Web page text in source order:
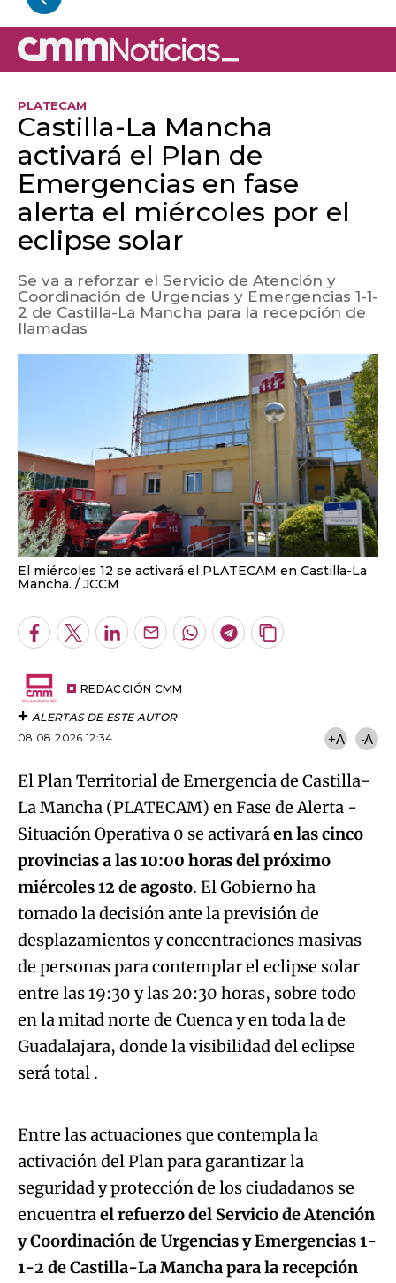
PLATECAM
Castilla-La Mancha
activará el Plan de
Emergencias en fase
alerta el miércoles por el
eclipse solar
Se va a reforzar el Servicio de Atención y
Coordinación de Urgencias y Emergencias 1-1-
2 de Castilla-La Mancha para la recepción de
llamadas
El miércoles 12 se activará el PLATECAM en Castilla-La
Mancha.
JCCM
Facebook
TwitterLinkedInEnviarWhatsapp
Telegram
Copiar
REDACCIÓN CMM
ALERTAS DE ESTE AUTOR
08.08.2026 12:34
+A -A
El PlanTerritorial de Emergencia de Castilla-
La Mancha (PLATECAM) en Fase de Alerta -
Situación Operativa 0 se activaráen las cinco
provincias a las 10:00 horas del próximo
miércoles 12 de agosto. El Gobierno ha
tomado la decisión ante la previsión de
desplazamientos y concentraciones masivas
de personas para contemplar el eclipse solar
entre las 19:30 y las 20:30 horas, sobre todo
en la mitad norte de Cuenca y en toda la de
Guadalajara, donde la visibilidad del eclipse
será total .
Try again
Entre las actuaciones que contempla la
activación del Plan para garantizar la
seguridad y protección de los ciudadanos se
encuentrael refuerzo del Servicio de Atención
y Coordinación de Urgencias y Emergencias 1-
1-2de Castilla-La Mancha para la recepción